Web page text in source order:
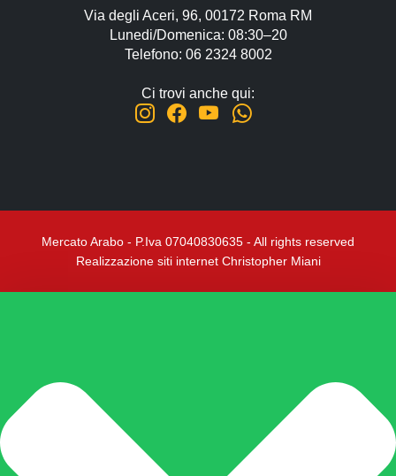
Via degli Aceri, 96, 00172 Roma RM
Lunedi/Domenica: 08:30–20
Telefono: 06 2324 8002
Ci trovi anche qui:
Mercato Arabo - P.Iva 07040830635 - All rights reserved
Realizzazione siti internet Christopher Miani